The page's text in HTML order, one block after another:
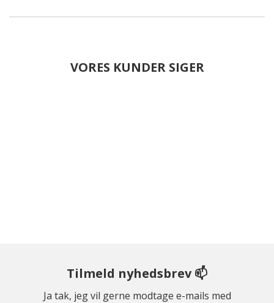
VORES KUNDER SIGER
Tilmeld nyhedsbrev 📫
Ja tak, jeg vil gerne modtage e-mails med